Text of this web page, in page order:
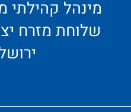
שלוחת מזרח